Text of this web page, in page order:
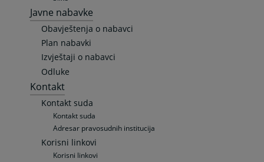
Javne nabavke
Obavještenja o nabavci
Plan nabavki
Izvještaji o nabavci
Odluke
Kontakt
Kontakt suda
Kontakt suda
Adresar pravosudnih institucija
Korisni linkovi
Korisni linkovi